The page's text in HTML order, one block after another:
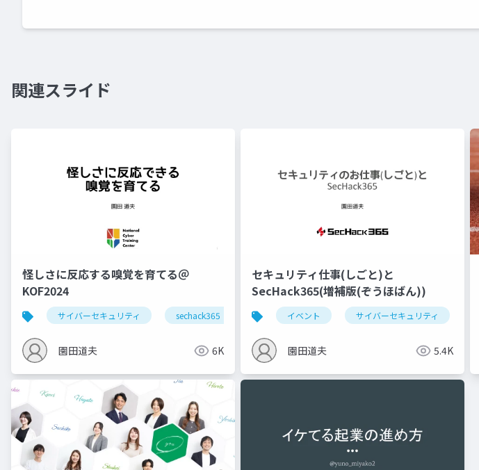
関連スライド
怪しさに反応する嗅覚を育てる＠
KOF2024
サイバーセキュリティ sechack365
園田道夫 6K
セキュリティ仕事(しごと)と
SecHack365(増補版(ぞうほばん))
イベント サイバーセキュリティ
園田道夫 5.4K